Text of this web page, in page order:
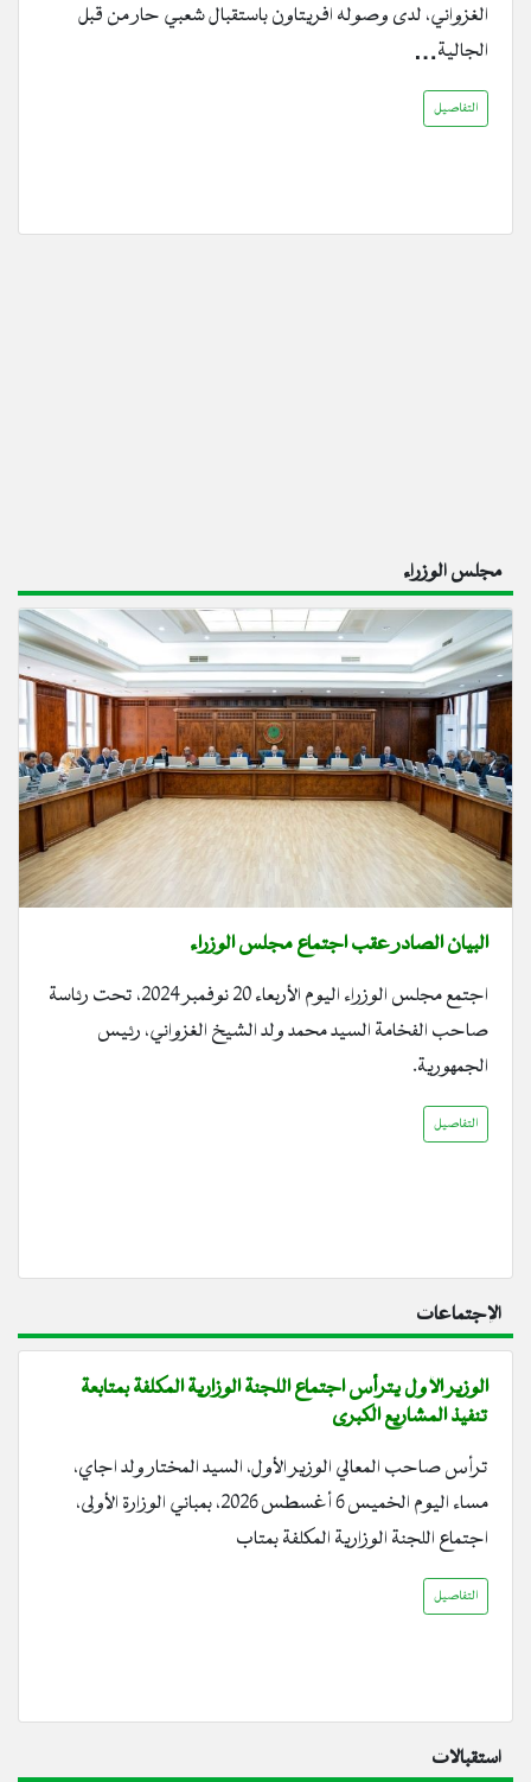
الغزواني، لدى وصوله افريتاون باستقبال شعبي حار من قبل
الجالية…
التفاصيل
مجلس الوزراء
البيان الصادر عقب اجتماع مجلس الوزراء
اجتمع مجلس الوزراء اليوم الأربعاء 20 نوفمبر 2024، تحت رئاسة
صاحب الفخامة السيد محمد ولد الشيخ الغزواني، رئيس
الجمهورية.
التفاصيل
الإجتماعات
الوزير الأول يترأس اجتماع اللجنة الوزارية المكلفة بمتابعة
تنفيذ المشاريع الكبرى
ترأس صاحب المعالي الوزير الأول، السيد المختار ولد اجاي،
مساء اليوم الخميس 6 أغسطس 2026، بمباني الوزارة الأولى،
اجتماع اللجنة الوزارية المكلفة بمتاب
التفاصيل
استقبالات